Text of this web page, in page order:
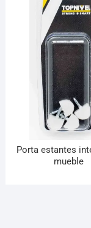
Porta estantes
mueble